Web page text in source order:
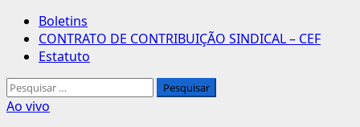
Menu
principal
Boletins
CONTRATO DE CONTRIBUIÇÃO SINDICAL – CEF
Estatuto
Pesquisar
por:
Ao vivo